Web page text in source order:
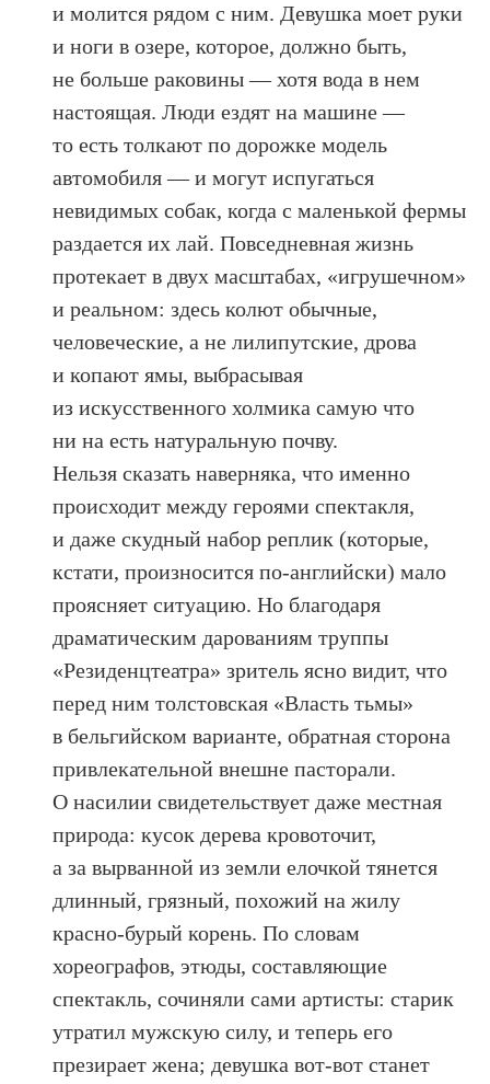
и молится рядом с ним. Девушка моет руки
и ноги в озере, которое, должно быть,
не больше раковины — хотя вода в нем
настоящая. Люди ездят на машине —
то есть толкают по дорожке модель
автомобиля — и могут испугаться
невидимых собак, когда с маленькой фермы
раздается их лай. Повседневная жизнь
протекает в двух масштабах, «игрушечном»
и реальном: здесь колют обычные,
человеческие, а не лилипутские, дрова
и копают ямы, выбрасывая
из искусственного холмика самую что
ни на есть натуральную почву.
Нельзя сказать наверняка, что именно
происходит между героями спектакля,
и даже скудный набор реплик (которые,
кстати, произносится по-английски) мало
проясняет ситуацию. Но благодаря
драматическим дарованиям труппы
«Резиденцтеатра» зритель ясно видит, что
перед ним толстовская «Власть тьмы»
в бельгийском варианте, обратная сторона
привлекательной внешне пасторали.
О насилии свидетельствует даже местная
природа: кусок дерева кровоточит,
а за вырванной из земли елочкой тянется
длинный, грязный, похожий на жилу
красно-бурый корень. По словам
хореографов, этюды, составляющие
спектакль, сочиняли сами артисты: старик
утратил мужскую силу, и теперь его
презирает жена; девушка вот-вот станет